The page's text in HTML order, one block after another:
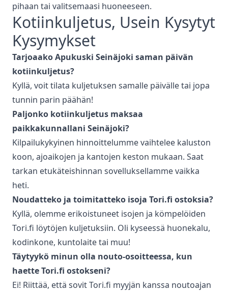
pihaan tai valitsemaasi huoneeseen.
Kotiinkuljetus, Usein Kysytyt
Kysymykset
Tarjoaako Apukuski Seinäjoki saman päivän
kotiinkuljetus?
Kyllä, voit tilata kuljetuksen samalle päivälle tai jopa
tunnin parin päähän!
Paljonko kotiinkuljetus maksaa
paikkakunnallani Seinäjoki?
Kilpailukykyinen hinnoittelumme vaihtelee kaluston
koon, ajoaikojen ja kantojen keston mukaan. Saat
tarkan etukäteishinnan sovelluksellamme vaikka
heti.
Noudatteko ja toimitatteko isoja Tori.fi ostoksia?
Kyllä, olemme erikoistuneet isojen ja kömpelöiden
Tori.fi löytöjen kuljetuksiin. Oli kyseessä huonekalu,
kodinkone, kuntolaite tai muu!
Täytyykö minun olla nouto-osoitteessa, kun
haette Tori.fi ostokseni?
Ei! Riittää, että sovit Tori.fi myyjän kanssa noutoajan